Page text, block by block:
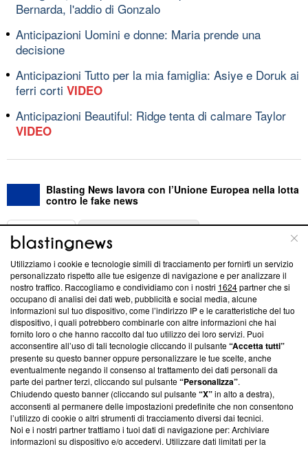
Bernarda, l'addio di Gonzalo
Anticipazioni Uomini e donne: Maria prende una
decisione
Anticipazioni Tutto per la mia famiglia: Asiye e Doruk ai
ferri corti VIDEO
Anticipazioni Beautiful: Ridge tenta di calmare Taylor
VIDEO
Blasting News lavora con l’Unione Europea nella lotta
contro le fake news
ABOUT
Questa sezione offre informazioni trasparenti su Blasting
News, sui nostri processi editoriali e su come ci impegniamo a
creare news di qualità. Inoltre, afferma la nostra aderenza a
‘Trust Project - News with Integrity’Blasting News non è
ancora membro del programma, ma ha richiesto di farne
parte; Trust Project non ha ancora effettuato una verifica di
conformità agli standard.
Su di noi
Team editoriale
Corporate
Utilizziamo i cookie e tecnologie simili di tracciamento per fornirti un servizio
personalizzato rispetto alle tue esigenze di navigazione e per analizzare il
nostro traffico. Raccogliamo e condividiamo con i nostri 1624partner che si
occupano di analisi dei dati web, pubblicità e social media, alcune
informazioni sul tuo dispositivo, come l’indirizzo IP e le caratteristiche del tuo
dispositivo, i quali potrebbero combinarle con altre informazioni che hai
fornito loro o che hanno raccolto dal tuo utilizzo dei loro servizi. Puoi
acconsentire all’uso di tali tecnologie cliccando il pulsante“Accetta tutti”
presente su questo banner oppure personalizzare le tue scelte, anche
eventualmente negando il consenso al trattamento dei dati personali da
parte dei partner terzi, cliccando sul pulsante“Personalizza”.
Chiudendo questo banner (cliccando sul pulsante“X”in alto a destra),
acconsenti al permanere delle impostazioni predefinite che non consentono
l’utilizzo di cookie o altri strumenti di tracciamento diversi dai tecnici.
Noi e i nostri partner trattiamo i tuoi dati di navigazione per: Archiviare
informazioni su dispositivo e/o accedervi. Utilizzare dati limitati per la